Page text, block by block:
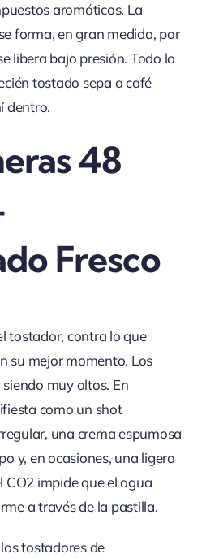
aromáticos. La
forma, en gran medida, por
libera bajo presión. Todo lo
tostado sepa a café
dentro.
48
Fresco
tostador, contra lo que
su mejor momento. Los
muy altos. En
como un shot
una crema espumosa
y, en ocasiones, una ligera
CO2 impide que el agua
a través de la pastilla.
tostadores de